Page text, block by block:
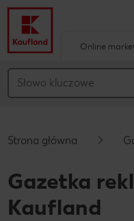
Główna treść
Online
Strona główna
Gazetka
Kaufland